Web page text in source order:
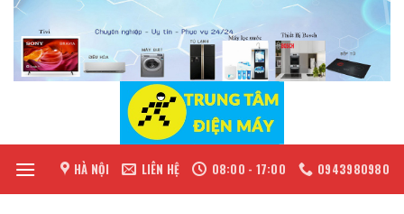
Skip
content
HÀ NỘI LIÊN HỆ 08:00 - 17:00 0943980980